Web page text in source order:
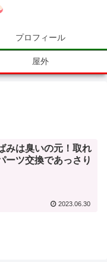
プロフィール
屋外
みは臭いの元！取れ
ーツ交換であっさり
2023.06.30